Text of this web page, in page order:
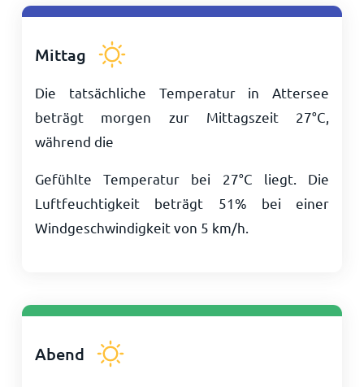
Mittag
Die tatsächliche Temperatur in Attersee
beträgt morgen zur Mittagszeit 27°C
während die
Gefühlte Temperatur bei 27°C liegt. Die
Luftfeuchtigkeit beträgt 51% bei einer
Windgeschwindigkeit von 5 km/h
Abend